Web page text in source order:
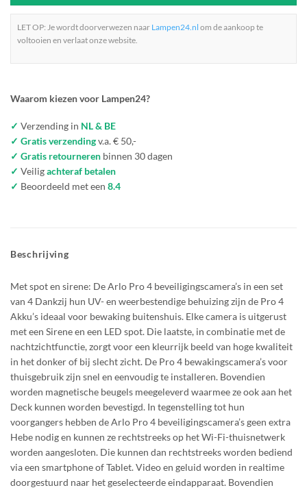
LET OP: Je wordt doorverwezen naar Lampen24.nl om de aankoop te
voltooien en verlaat onze website.
Waarom kiezen voor Lampen24?
✓ Verzending in NL & BE
✓ Gratis verzendingv.a. € 50,-
✓ Gratis retourneren binnen 30 dagen
✓ Veiligachteraf betalen
✓ Beoordeeld met een 8.4
Beschrijving
Met spot en sirene: De Arlo Pro 4 beveiligingscamera’s in een set
van 4 Dankzij hun UV- en weerbestendige behuizing zijn de Pro 4
Akku’s ideaal voor bewaking buitenshuis. Elke camera is uitgerust
met een Sirene en een LED spot. Die laatste, in combinatie met de
nachtzichtfunctie, zorgt voor een kleurrijk beeld van hoge kwaliteit
in het donker of bij slecht zicht. De Pro 4 bewakingscamera’s voor
thuisgebruik zijn snel en eenvoudig te installeren. Bovendien
worden magnetische beugels meegeleverd waarmee ze ook aan het
Deck kunnen worden bevestigd. In tegenstelling tot hun
voorgangers hebben de Arlo Pro 4 beveiligingscamera’s geen extra
Hebe nodig en kunnen ze rechtstreeks op het Wi-Fi-thuisnetwerk
worden aangesloten. Die kunnen dan rechtstreeks worden bediend
via een smartphone of Tablet. Video en geluid worden in realtime
doorgestuurd naar het geselecteerde eindapparaat. Bovendien